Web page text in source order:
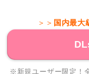
＞＞ 国内最大
※新規ユーザー限定！